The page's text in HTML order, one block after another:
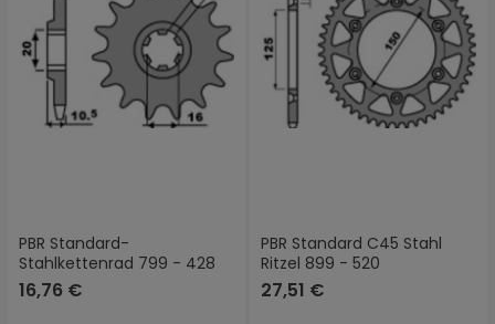
PBR Standard-
Stahlkettenrad 799 - 428
16,76 €
PBR Standard C45 Stahl
Ritzel 899 - 520
27,51 €